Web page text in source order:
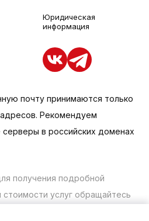
Юридическая
информация
почту принимаются только
Рекомендуем
серверы в российских доменах
получения подробной
услуг обращайтесь